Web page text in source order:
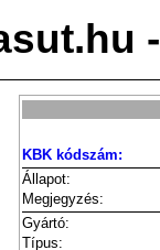
-
KBK kódszám:
Állapot:
Megjegyzés:
Gyártó:
Típus: